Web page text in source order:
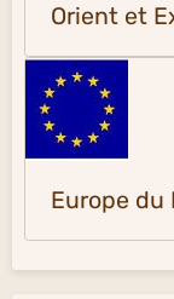
Orient et
Europe du